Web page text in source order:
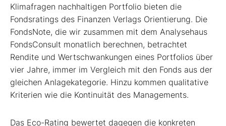
Klimafragen nachhaltigen Portfolio bieten die
Fondsratings des Finanzen Verlags Orientierung. Die
FondsNote, die wir zusammen mit dem Analysehaus
FondsConsult monatlich berechnen, betrachtet
Rendite und Wertschwankungen eines Portfolios über
vier Jahre, immer im Vergleich mit den Fonds aus der
gleichen Anlagekategorie. Hinzu kommen qualitative
Kriterien wie die Kontinuität des Managements.
Das Eco-Rating bewertet dagegen die konkreten